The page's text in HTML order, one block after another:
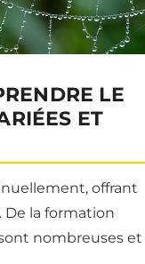
LE
ET
offrant
De la formation
nombreuses et